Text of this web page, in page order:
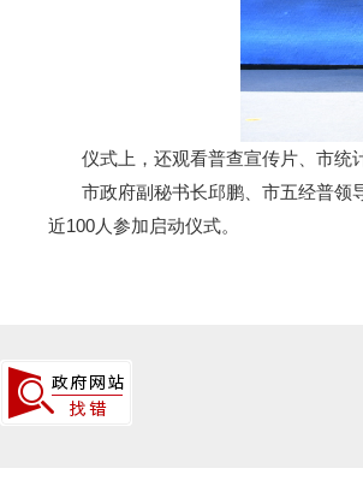
仪式上，还观看普查宣传片、市统
市政府副秘书长邱鹏、市五经普领导
近100人参加启动仪式。